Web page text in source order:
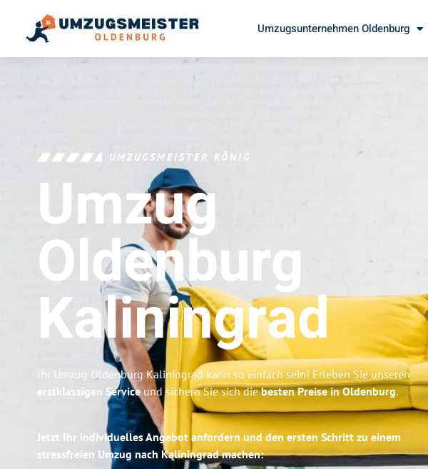
Umzugsunternehmen Oldenburg
UMZUGSMEISTER KÖNIG
Umzug
Oldenburg
Kaliningrad
Ihr Umzug Oldenburg Kaliningrad kann so einfach sein! Erleben Sie unseren
erstklassigen Serviceund sichern Sie sich diebesten Preise in Oldenburg.
Jetzt Ihr individuelles Angebot anfordern und den ersten Schritt zu einem
stressfreien Umzug nach Kaliningrad machen: